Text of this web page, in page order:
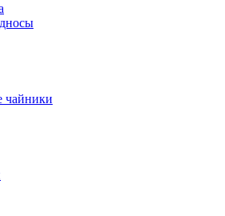
чайники